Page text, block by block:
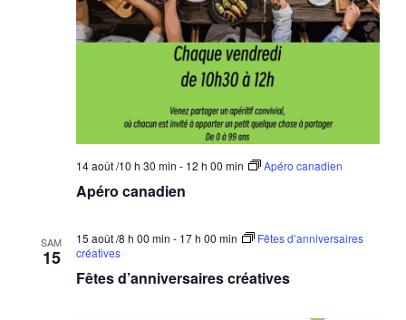
Apéro canadien
14 août /10 h 30 min - 12 h 00 min Apéro canadien
SAM
15
Fêtes d’anniversaires créatives
15 août /8 h 00 min - 17 h 00 min
Fêtes d’anniversaires
créatives